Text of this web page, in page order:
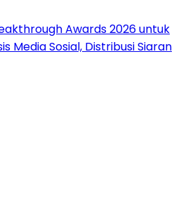
Awards 2026 untuk
Media Sosial, Distribusi Siaran